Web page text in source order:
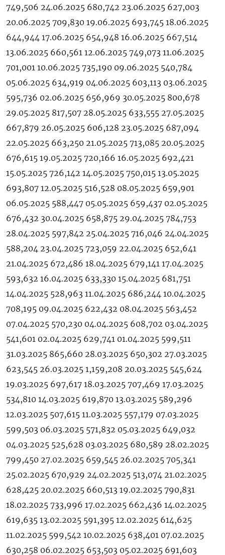
749,506 24.06.2025 680,742 23.06.2025 627,003
20.06.2025 709,830 19.06.2025 693,745 18.06.2025
644,944 17.06.2025 654,948 16.06.2025 667,514
13.06.2025 660,561 12.06.2025 749,073 11.06.2025
701,001 10.06.2025 735,190 09.06.2025 540,784
05.06.2025 634,919 04.06.2025 603,113 03.06.2025
595,736 02.06.2025 656,969 30.05.2025 800,678
29.05.2025 817,507 28.05.2025 633,555 27.05.2025
667,879 26.05.2025 606,128 23.05.2025 687,094
22.05.2025 663,250 21.05.2025 713,085 20.05.2025
676,615 19.05.2025 720,166 16.05.2025 692,421
15.05.2025 726,142 14.05.2025 750,015 13.05.2025
693,807 12.05.2025 516,528 08.05.2025 659,901
06.05.2025 588,447 05.05.2025 659,437 02.05.2025
676,432 30.04.2025 658,875 29.04.2025 784,753
28.04.2025 597,842 25.04.2025 716,046 24.04.2025
588,204 23.04.2025 723,059 22.04.2025 652,641
21.04.2025 672,486 18.04.2025 679,141 17.04.2025
593,632 16.04.2025 633,330 15.04.2025 681,751
14.04.2025 528,963 11.04.2025 686,244 10.04.2025
708,195 09.04.2025 622,432 08.04.2025 563,452
07.04.2025 570,230 04.04.2025 608,702 03.04.2025
541,601 02.04.2025 629,741 01.04.2025 599,511
31.03.2025 865,660 28.03.2025 650,302 27.03.2025
623,545 26.03.2025 1,159,208 20.03.2025 545,624
19.03.2025 697,617 18.03.2025 707,469 17.03.2025
534,810 14.03.2025 619,870 13.03.2025 589,296
12.03.2025 507,615 11.03.2025 557,179 07.03.2025
599,503 06.03.2025 571,832 05.03.2025 649,032
04.03.2025 525,628 03.03.2025 680,589 28.02.2025
799,450 27.02.2025 659,545 26.02.2025 705,341
25.02.2025 670,929 24.02.2025 513,074 21.02.2025
628,425 20.02.2025 660,513 19.02.2025 790,831
18.02.2025 733,996 17.02.2025 662,436 14.02.2025
619,635 13.02.2025 591,395 12.02.2025 614,625
11.02.2025 599,542 10.02.2025 638,401 07.02.2025
630,258 06.02.2025 653,503 05.02.2025 691,603